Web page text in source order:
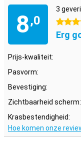
Met een scherm
edge screenprotector
voorkant af te dekken.
beschermd.
8,0
3
4
Erg
Prijs-kwaliteit:
Pasvorm:
Bevestiging:
Zichtbaarheid scherm:
Krasbestendigheid:
Hoe komen onze